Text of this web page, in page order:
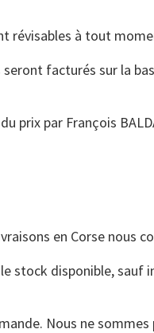
révisables à tout
facturés sur la
prix par François
en Corse nous
stock disponible, sauf
Nous ne sommes